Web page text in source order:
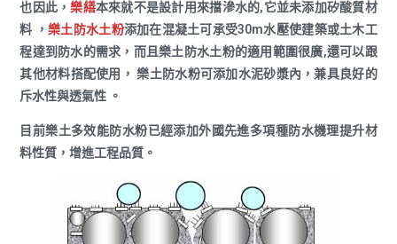
也因此，樂繕本來就不是設計用來擋滲水的,它並未添加矽酸質材
料 ，樂土防水土粉添加在混凝土可承受30m水壓使建築或土木工
程達到防水的需求，而且樂土防水土粉的適用範圍很廣,還可以跟
其他材料搭配使用， 樂土防水粉可添加水泥砂漿內，兼具良好的
斥水性與透氣性 。
目前樂土多效能防水粉已經添加外國先進多項種防水機理提升材
料性質，增進工程品質。